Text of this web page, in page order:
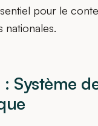
pour le
nationales.
: Système